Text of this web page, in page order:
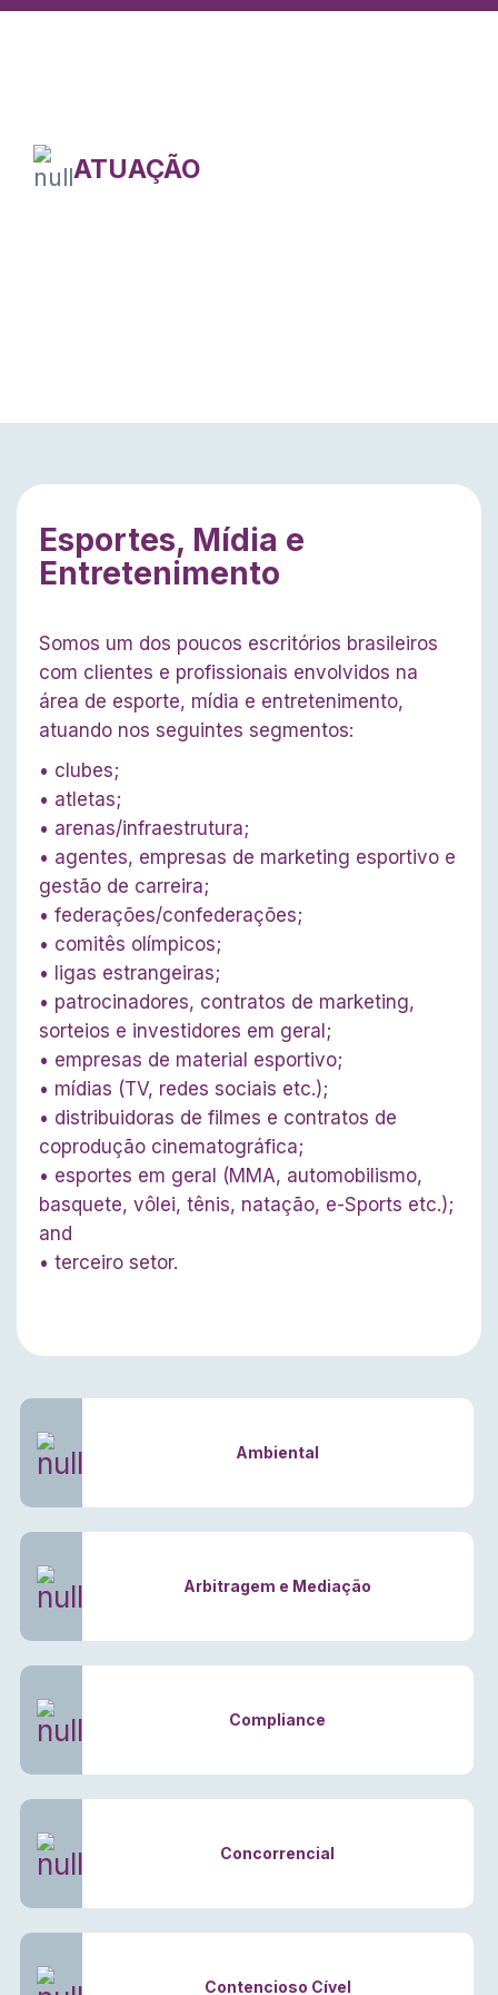
ATUAÇÃO
Esportes, Mídia e
Entretenimento
Somos um dos poucos escritórios brasileiros
com clientes e profissionais envolvidos na
área de esporte, mídia e entretenimento,
atuando nos seguintes segmentos:
• clubes;
• atletas;
• arenas/infraestrutura;
• agentes, empresas de marketing esportivo e
gestão de carreira;
• federações/confederações;
• comitês olímpicos;
• ligas estrangeiras;
• patrocinadores, contratos de marketing,
sorteios e investidores em geral;
• empresas de material esportivo;
• mídias (TV, redes sociais etc.);
• distribuidoras de filmes e contratos de
coprodução cinematográfica;
• esportes em geral (MMA, automobilismo,
basquete, vôlei, tênis, natação, e-Sports etc.);
and
• terceiro setor.
Ambiental
Arbitragem e Mediação
Compliance
Concorrencial
Contencioso Cível